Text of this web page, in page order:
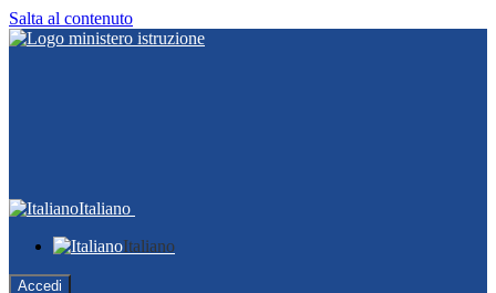
Salta al contenuto
Italiano
Italiano
Accedi